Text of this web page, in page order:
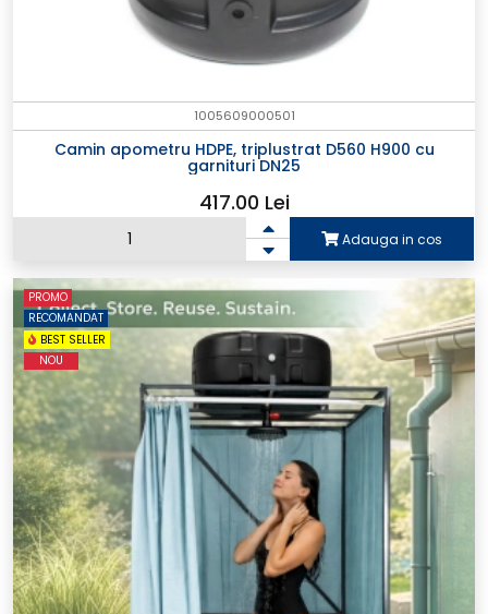
1005609000501
Camin apometru HDPE, triplustrat D560 H900 cu
garnituri DN25
417.00 Lei
Adauga in cos
PROMO
RECOMANDAT
BEST SELLER
NOU